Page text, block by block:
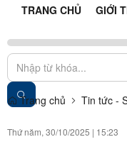
TRANG CHỦ GIỚI
Trang chủ Tin tức -
Thứ năm, 30/10/2025 | 15:23